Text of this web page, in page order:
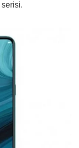
serisi.